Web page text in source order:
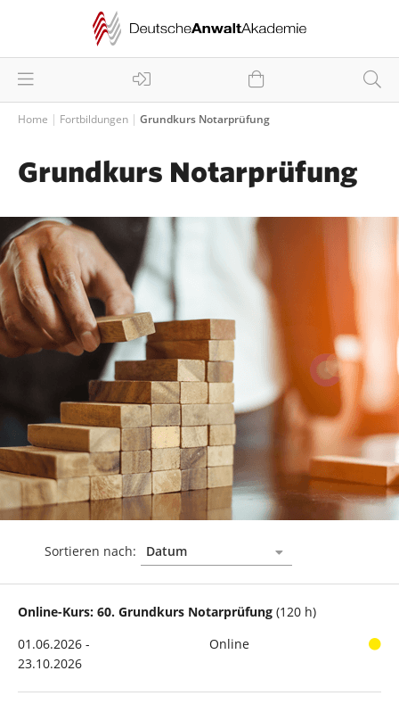
Home Fortbildungen Grundkurs Notarprüfung
Grundkurs Notarprüfung
Sortieren nach:
Online-Kurs: 60. Grundkurs Notarprüfung (120 h)
01.06.2026 -
23.10.2026
Online